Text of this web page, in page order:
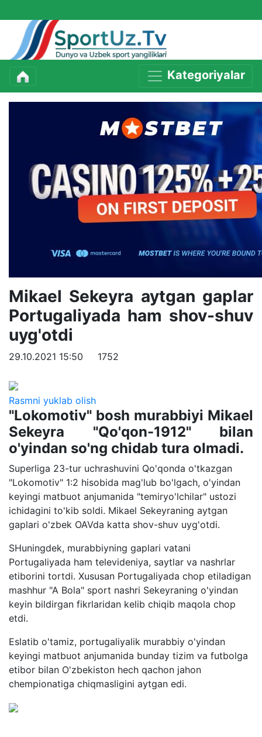
Kategoriyalar
Mikael Sekeyra aytgan gaplar
Portugaliyada ham shov-shuv
uyg'otdi
29.10.2021 15:50 1752
Rasmni yuklab olish
"Lokomotiv" bosh murabbiyi Mikael
Sekeyra "Qo'qon-1912" bilan
o'yindan so'ng chidab tura olmadi.
Superliga 23-tur uchrashuvini Qo'qonda o'tkazgan
"Lokomotiv" 1:2 hisobida mag'lub bo'lgach, o'yindan
keyingi matbuot anjumanida "temiryo'lchilar" ustozi
ichidagini to'kib soldi. Mikael Sekeyraning aytgan
gaplari o'zbek OAVda katta shov-shuv uyg'otdi.
SHuningdek, murabbiyning gaplari vatani
Portugaliyada ham televideniya, saytlar va nashrlar
etiborini tortdi. Xususan Portugaliyada chop etiladigan
mashhur "A Bola" sport nashri Sekeyraning o'yindan
keyin bildirgan fikrlaridan kelib chiqib maqola chop
etdi.
Eslatib o'tamiz, portugaliyalik murabbiy o'yindan
keyingi matbuot anjumanida bunday tizim va futbolga
etibor bilan O'zbekiston hech qachon jahon
chempionatiga chiqmasligini aytgan edi.